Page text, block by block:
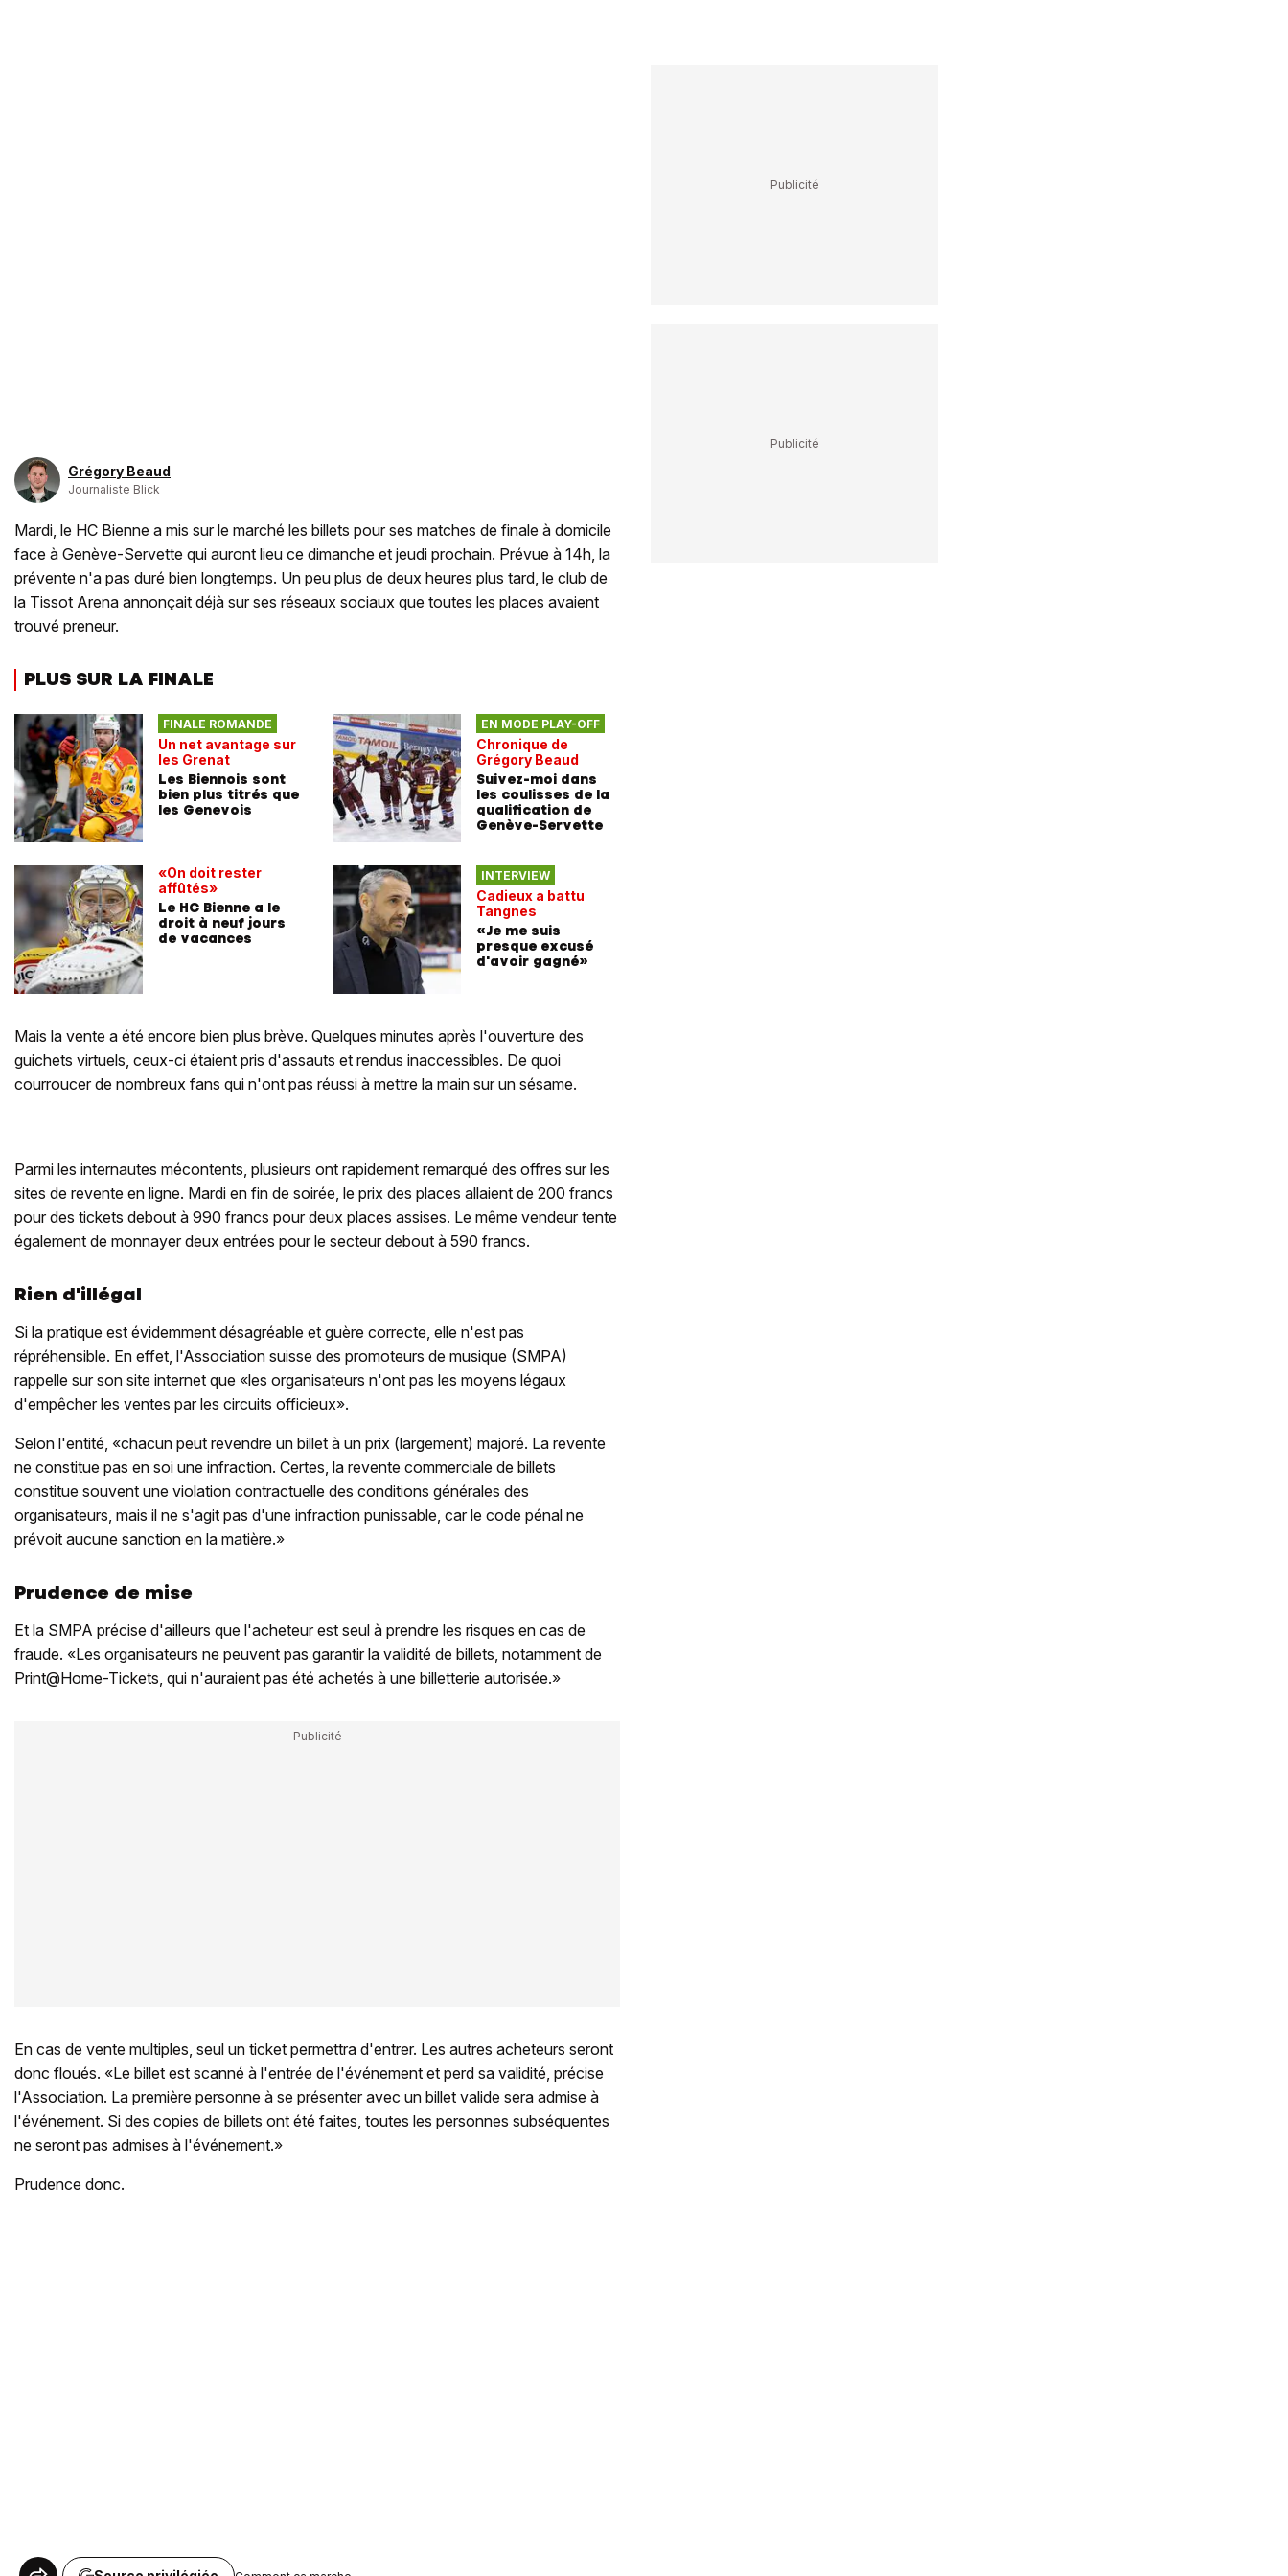
Grégory Beaud
Journaliste Blick
Mardi, le HC Bienne a mis sur le marché les billets pour ses matches de finale à domicile
face à Genève-Servette qui auront lieu ce dimanche et jeudi prochain. Prévue à 14h, la
prévente n'a pas duré bien longtemps. Un peu plus de deux heures plus tard, le club de
la Tissot Arena annonçait déjà sur ses réseaux sociaux que toutes les places avaient
trouvé preneur.
PLUS SUR LA FINALE
FINALE ROMANDE
Un net avantage sur
les Grenat
Les Biennois sont
bien plus titrés que
les Genevois
«On doit rester
affûtés»
Le HC Bienne a le
droit à neuf jours
de vacances
EN MODE PLAY-OFF
Chronique de
Grégory Beaud
Suivez-moi dans
les coulisses de la
qualification de
Genève-Servette
INTERVIEW
Cadieux a battu
Tangnes
«Je me suis
presque excusé
d'avoir gagné»
Mais la vente a été encore bien plus brève. Quelques minutes après l'ouverture des
guichets virtuels, ceux-ci étaient pris d'assauts et rendus inaccessibles. De quoi
courroucer de nombreux fans qui n'ont pas réussi à mettre la main sur un sésame.
Parmi les internautes mécontents, plusieurs ont rapidement remarqué des offres sur les
sites de revente en ligne. Mardi en fin de soirée, le prix des places allaient de 200 francs
pour des tickets debout à 990 francs pour deux places assises. Le même vendeur tente
également de monnayer deux entrées pour le secteur debout à 590 francs.
Rien d'illégal
Si la pratique est évidemment désagréable et guère correcte, elle n'est pas
répréhensible. En effet, l'Association suisse des promoteurs de musique (SMPA)
rappelle sur son site internet que «les organisateurs n'ont pas les moyens légaux
d'empêcher les ventes par les circuits officieux».
Selon l'entité, «chacun peut revendre un billet à un prix (largement) majoré. La revente
ne constitue pas en soi une infraction. Certes, la revente commerciale de billets
constitue souvent une violation contractuelle des conditions générales des
organisateurs, mais il ne s'agit pas d'une infraction punissable, car le code pénal ne
prévoit aucune sanction en la matière.»
Prudence de mise
Et la SMPA précise d'ailleurs que l'acheteur est seul à prendre les risques en cas de
fraude. «Les organisateurs ne peuvent pas garantir la validité de billets, notamment de
Print@Home-Tickets, qui n'auraient pas été achetés à une billetterie autorisée.»
En cas de vente multiples, seul un ticket permettra d'entrer. Les autres acheteurs seront
donc floués. «Le billet est scanné à l'entrée de l'événement et perd sa validité, précise
l'Association. La première personne à se présenter avec un billet valide sera admise à
l'événement. Si des copies de billets ont été faites, toutes les personnes subséquentes
ne seront pas admises à l'événement.»
Prudence donc.